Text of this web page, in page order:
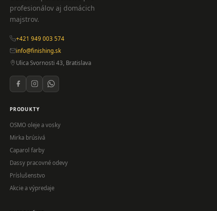
profesionálov aj domácich
majstrov.
+421 949 003 574
info@finishing.sk
Ulica Svornosti 43, Bratislava
PRODUKTY
OSMO oleje a vosky
Mirka brúsivá
Caparol farby
Dassy pracovné odevy
Príslušenstvo
Akcie a výpredaje